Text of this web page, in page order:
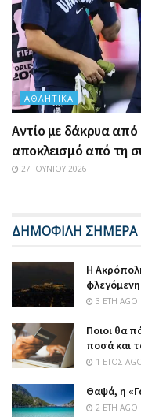
ΑΘΛΗΤΙΚΆ
Αντίο με δάκρυα
αποκλεισμό από τη
27 ΙΟΥΝΊΟΥ 2026
ΔΗΜΟΦΙΛΗ ΣΗΜΕΡΑ
Η
3 ΈΤΗ AGO
Ποιοι θα
ποσά και
1 ΈΤΟΣ
Θαψά, η
2 ΈΤΗ AGO